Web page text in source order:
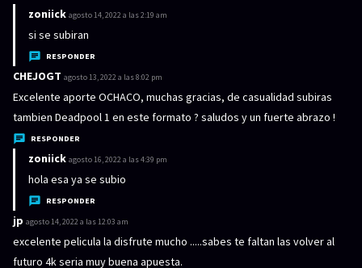
:
zoniickd
i
c
e
:
agosto 14, 2022 a las 2:19 am
si se subiran
RESPONDER
CHEJOGT d
c
e
:
agosto 13, 2022 a las 8:02 pm
Excelente aporte OCHACO, muchas gracias, de casualidad subiras
tambien Deadpool 1 en este formato ? saludos y un fuerte abrazo !
RESPONDER
zoniickd
i
c
e
:
agosto 16, 2022 a las 4:39 pm
hola esa ya se subio
RESPONDER
jp d
i
c
agosto 14, 2022 a las 12:03 am
excelente pelicula la disfrute mucho .....sabes te faltan las volver al
futuro 4k seria muy buena apuesta.